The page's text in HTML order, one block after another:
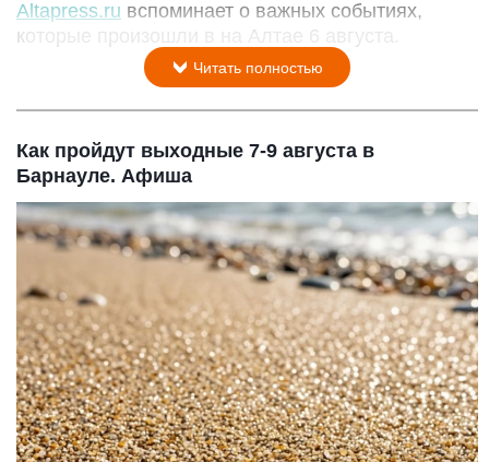
Altapress.ru вспоминает о важных событиях,
которые произошли в на Алтае 6 августа.
Читать полностью
Как пройдут выходные 7-9 августа в
Барнауле. Афиша